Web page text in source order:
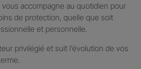
accompagne au quotidien pour
de protection, quelle que soit
et personnelle.
privilégié et suit l’évolution de vos